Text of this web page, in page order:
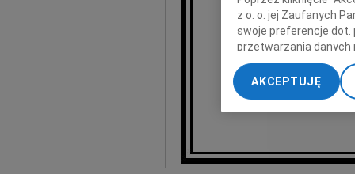
emerytowana
Pogrzeb
na
z o. o. jej Zaufanych
swoje preferencje dot.
przetwarzania danych
„Ustawienia
My, nasi Zaufani
dokładnych danych
Przechowywanie
AKCEPTUJĘ